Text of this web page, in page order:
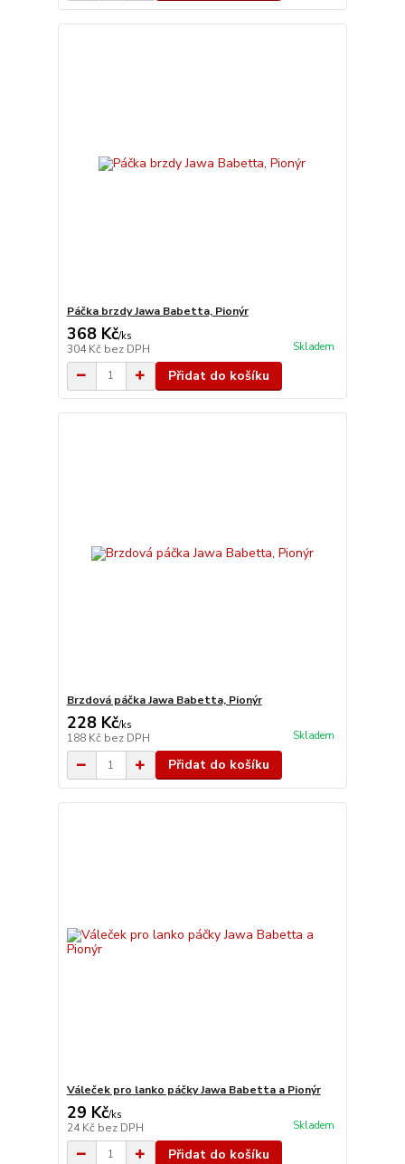
Páčka brzdy Jawa Babetta, Pionýr
368 Kč/ks
304 Kč bez DPH Skladem
Přidat do košíku
Brzdová páčka Jawa Babetta, Pionýr
228 Kč/ks
188 Kč bez DPH Skladem
Přidat do košíku
Váleček pro lanko páčky Jawa Babetta a Pionýr
29 Kč/ks
24 Kč bez DPH Skladem
Přidat do košíku